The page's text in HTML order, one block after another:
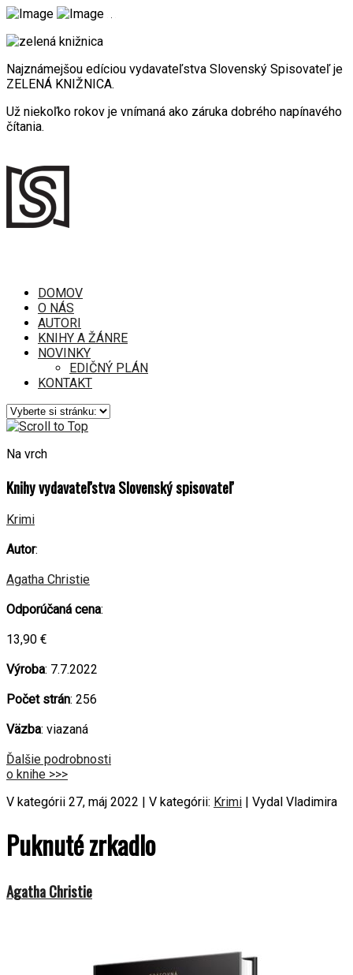
Najznámejšou edíciou vydavateľstva Slovenský Spisovateľ je
ZELENÁ KNIŽNICA.
Už niekoľko rokov je vnímaná ako záruka dobrého napínavého
čítania.
DOMOV
O NÁS
AUTORI
KNIHY A ŽÁNRE
NOVINKY
EDIČNÝ PLÁN
KONTAKT
Na vrch
Knihy vydavateľstva Slovenský spisovateľ
Krimi
Autor:
Agatha Christie
Odporúčaná cena:
13,90 €
Výroba: 7.7.2022
Počet strán: 256
Väzba: viazaná
Ďalšie podrobnosti
o knihe >>>
V kategórii 27, máj 2022 | V kategórii: Krimi | Vydal Vladimira
Puknuté zrkadlo
Agatha Christie